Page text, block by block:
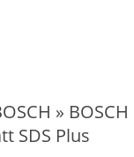
» BOSCH
SDS Plus